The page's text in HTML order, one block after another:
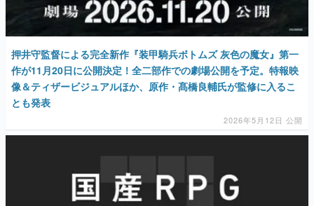
押井守監督による完全新作『装甲騎兵ボトムズ 灰色の魔女』第一
作が11月20日に公開決定！全二部作での劇場公開を予定。特報映
像＆ティザービジュアルほか、原作・髙橋良輔氏が監修に入るこ
とも発表
2026年5月12日 公開